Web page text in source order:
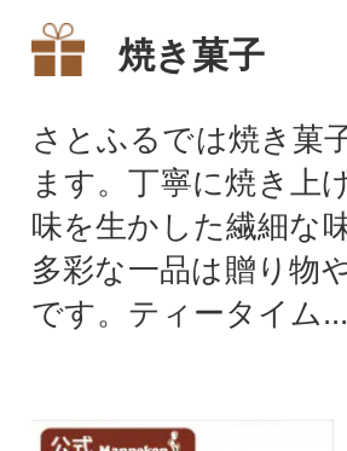
焼き菓子
さとふるでは焼き菓
ます。丁寧に焼き上
味を生かした繊細な
多彩な一品は贈り物
です。ティータイム...